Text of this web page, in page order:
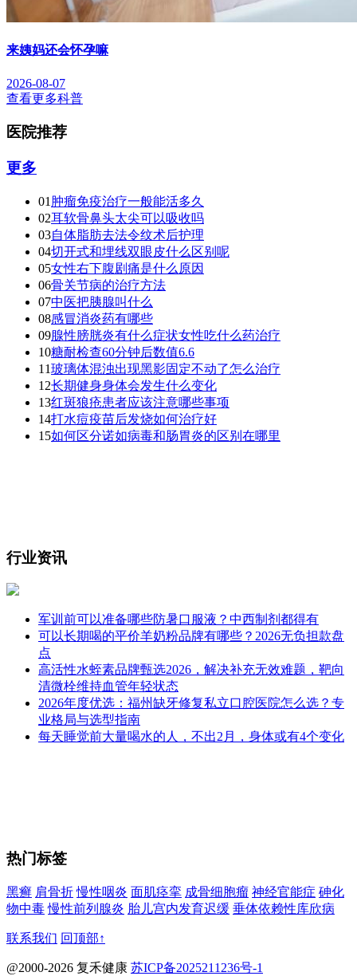
来姨妈还会怀孕嘛
2026-08-07
查看更多科普
医院推荐
更多
01 肿瘤免疫治疗一般能活多久
02耳软骨鼻头太尖可以吸收吗
03自体脂肪去法令纹术后护理
04切开式和埋线双眼皮什么区别呢
05女性右下腹剧痛是什么原因
06骨关节病的治疗方法
07中医把胰腺叫什么
08感冒消炎药有哪些
09腺性膀胱炎有什么症状女性吃什么药治疗
10糖耐检查60分钟后数值6.6
11玻璃体混浊出现黑影固定不动了怎么治疗
12长期健身身体会发生什么变化
13红斑狼疮患者应该注意哪些事项
14打水痘疫苗后发烧如何治疗好
15如何区分诺如病毒和肠胃炎的区别在哪里
行业资讯
军训前可以准备哪些防暑口服液？中西制剂都得有
可以长期喝的平价羊奶粉品牌有哪些？2026无负担款盘
点
高活性水蛭素品牌甄选2026，解决补充无效难题，靶向
清微栓维持血管年轻状态
2026年度优选：福州缺牙修复私立口腔医院怎么选？专
业格局与选型指南
每天睡觉前大量喝水的人，不出2月，身体或有4个变化
热门标签
黑癣 肩骨折 慢性咽炎 面肌痉挛 成骨细胞瘤 神经官能症 砷化
物中毒 慢性前列腺炎 胎儿宫内发育迟缓 垂体依赖性库欣病
联系我们 回顶部↑
@2000-2026 复禾健康 苏ICP备2025211236号-1